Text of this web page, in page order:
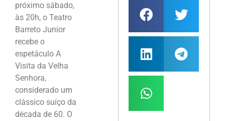
próximo sábado,
às 20h, o Teatro
Barreto Junior
recebe o
espetáculo A
Visita da Velha
Senhora,
considerado um
clássico suíço da
década de 60. O